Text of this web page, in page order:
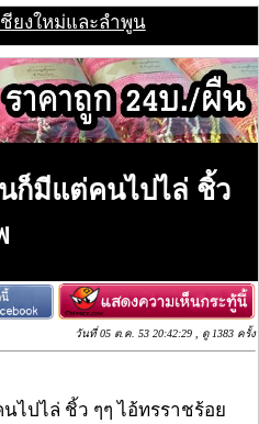
ชียงใหม่และลำพูน
ก็มีแต่คนไปไล่ ชิ้ว
วันที่ 05 ต.ค. 53 20:42:29 , ดู 1383 ครั้ง
ไปไล่ ชิ้ว ๆๆ ไอ้ทรราชร้อย